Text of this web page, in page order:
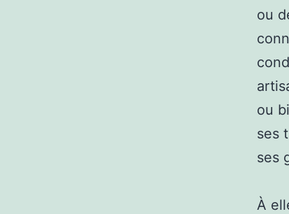
ou
ou
ses
ses
À